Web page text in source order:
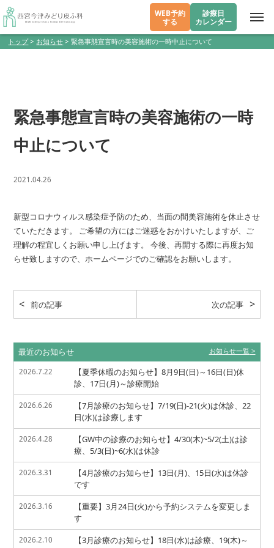
WEB予約
する
診療日
カレンダー
トップ> お知らせ >緊急事態宣言時の美容施術の一時中止について
緊急事態宣言時の美容施術の一時
中止について
2021.04.26
新型コロナウィルス感染症予防のため、当面の間美容施術を休止させ
ていただきます。 ご希望の方にはご迷惑をおかけいたしますが、ご
理解の程宜しくお願い申し上げます。 今後、再開する際に再度お知
らせ致しますので、ホームページでのご確認をお願いします。
前の記事 次の記事
最近のお知らせ お知らせ一覧
2026.7.22
【夏季休暇のお知らせ】8月9日(日)～16日(日)休
診、17日(月)～診療開始
2026.6.26
【7月診療のお知らせ】7/19(日)-21(火)は休診、22
日(水)は診療します
2026.4.28
【GW中の診療のお知らせ】4/30(木)~5/2(土)は診
療、5/3(日)~6(水)は休診
2026.3.31
【4月診療のお知らせ】13日(月)、15日(水)は休診
です
2026.3.16
【重要】3月24日(火)から予約システムを変更しま
す
2026.2.10
【3月診療のお知らせ】18日(水)は診療、19(木)～